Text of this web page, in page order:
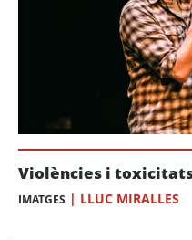
Violències i
IMATGES | LLUC MIRALLES